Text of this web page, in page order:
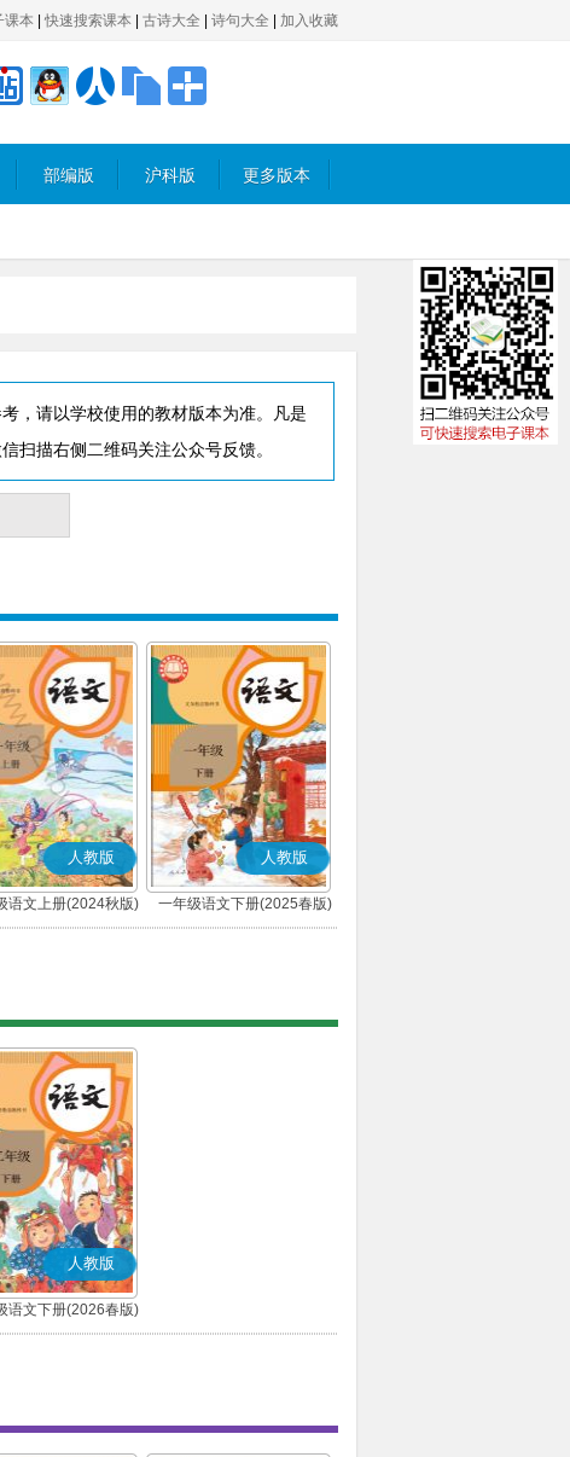
课本 快速搜索课本 古诗大全 诗句大全 加入收藏
部编版 沪科版 更多版本
，请以学校使用的教材版本为准。凡是
扫描右侧二维码关注公众号反馈。
人教版
语文上册(2024秋版)
(部编版)
人教版
一年级语文下册(2025春版)
(部编版)
人教版
语文下册(2026春版)
(部编版)